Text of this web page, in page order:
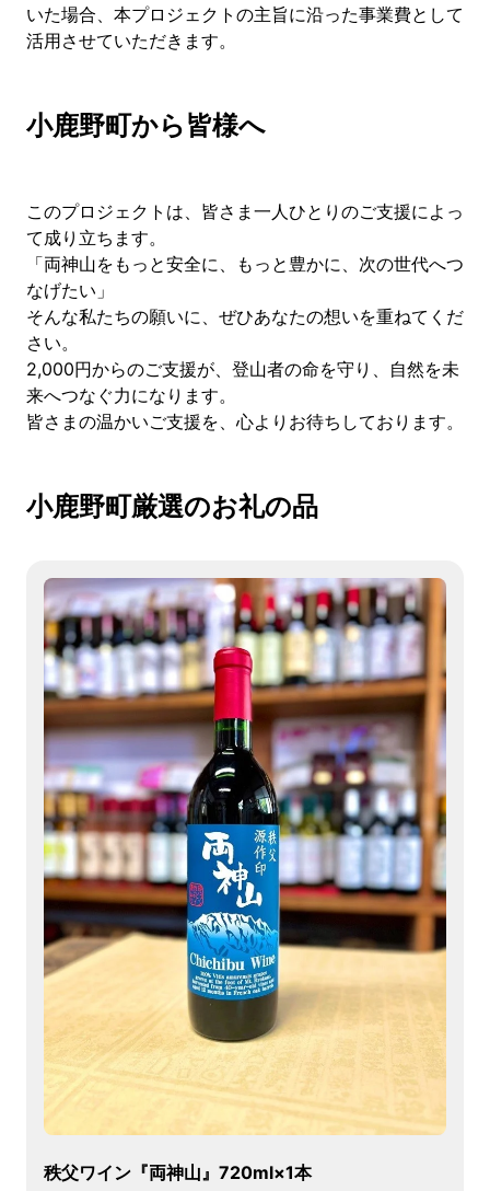
いた場合、本プロジェクトの主旨に沿った事業費として
活用させていただきます。
小鹿野町から皆様へ
このプロジェクトは、皆さま一人ひとりのご支援によっ
て成り立ちます。
「両神山をもっと安全に、もっと豊かに、次の世代へつ
なげたい」
そんな私たちの願いに、ぜひあなたの想いを重ねてくだ
さい。
2,000円からのご支援が、登山者の命を守り、自然を未
来へつなぐ力になります。
皆さまの温かいご支援を、心よりお待ちしております。
小鹿野町厳選のお礼の品
秩父ワイン『両神山』720ml×1本